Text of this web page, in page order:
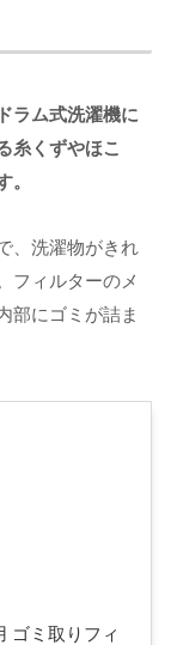
ラム式洗濯機に
糸くずやほこ
。
、洗濯物がきれ
フィルターのメ
部にゴミが詰ま
ゴミ取りフィ